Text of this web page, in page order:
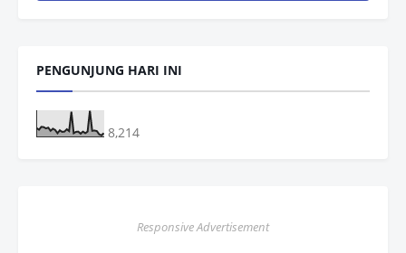
PENGUNJUNG HARI INI
8,214
Responsive Advertisement